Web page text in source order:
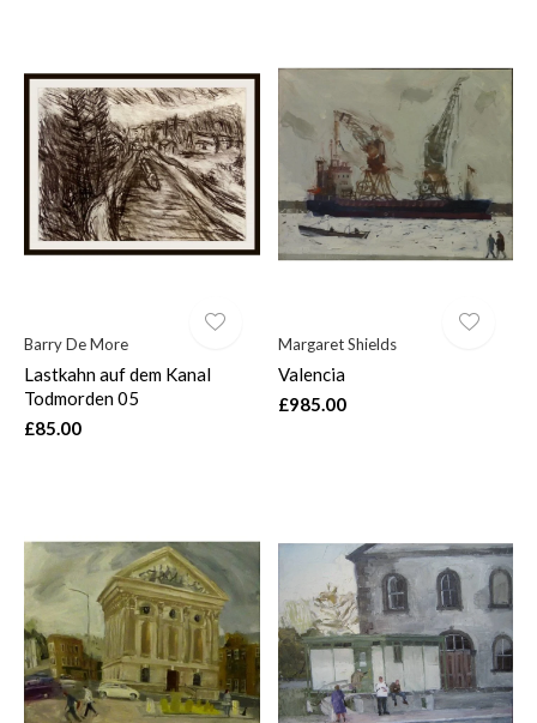
Barry De More
Lastkahn auf dem Kanal
Todmorden 05
£85.00
Margaret Shields
Valencia
£985.00